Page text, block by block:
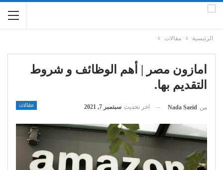
الرئيسية مقالات
امازون مصر | أهم الوظائف و شروط
التقديم بها.
مقالات من Nada Saeid اخر تحديث سبتمبر 7, 2021